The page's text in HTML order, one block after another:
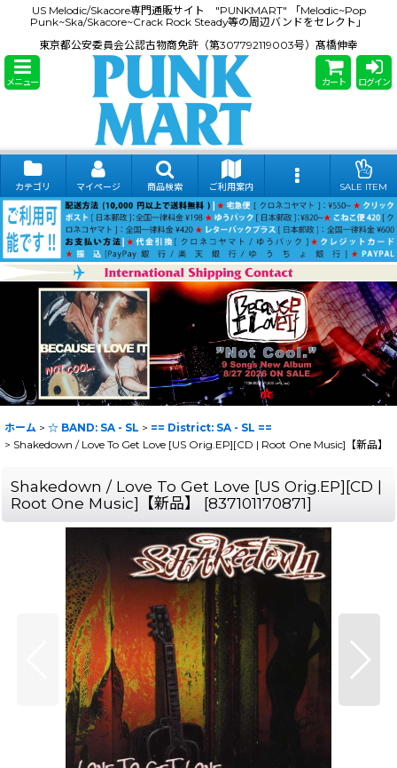
US Melodic/Skacore専門通販サイト "PUNKMART" 「Melodic~Pop
Punk~Ska/Skacore~Crack Rock Steady等の周辺バンドをセレクト」
東京都公安委員会公認古物商免許（第307792119003号）髙橋伸幸
メニュー カート ログイン
カテゴリ マイページ 商品検索 ご利用案内 SALE ITEM
ホーム > ☆ BAND: SA - SL > == District: SA - SL ==
> Shakedown / Love To Get Love [US Orig.EP][CD | Root One Music]【新品】
Shakedown / Love To Get Love [US Orig.EP][CD |
Root One Music]【新品】
[837101170871]